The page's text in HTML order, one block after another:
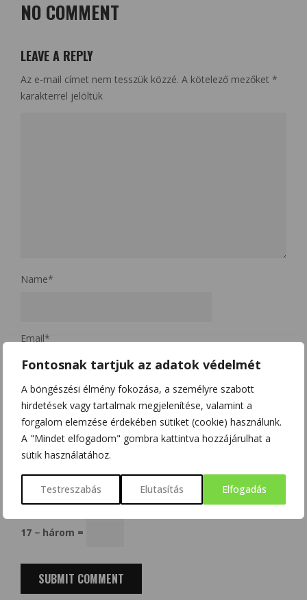
Fontosnak tartjuk az adatok védelmét
A böngészési élmény fokozása, a személyre szabott
hirdetések vagy tartalmak megjelenítése, valamint a
forgalom elemzése érdekében sütiket (cookie) használunk.
A "Mindet elfogadom" gombra kattintva hozzájárulhat a
sütik használatához.
Testreszabás Elutasítás Elfogadás
NO COMMENT
LEAVE A REPLY
Az e-mail címet nem tesszük közzé. A kötelező mezőket *
karakterrel jelöltük
Name*
Email*
Website
A nevem, e-mail címem, és weboldalcímem mentése a
böngészőben a következő hozzászólásomhoz.
17 − három =